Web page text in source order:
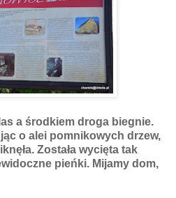
a środkiem droga biegnie.
o alei pomnikowych drzew,
Została wycięta tak
pieńki. Mijamy dom,